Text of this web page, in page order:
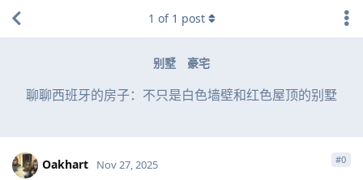
别墅 豪宅
聊聊西班牙的房子：不只是白色墙壁和红色屋顶的别墅
1 of 1 post
Oakhart Nov 27, 2025 #0